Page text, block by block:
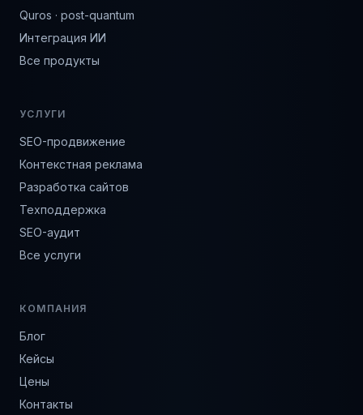
Quros · post-quantum
Интеграция ИИ
Все продукты
УСЛУГИ
SEO-продвижение
Контекстная реклама
Разработка сайтов
Техподдержка
SEO-аудит
Все услуги
КОМПАНИЯ
Блог
Кейсы
Цены
Контакты